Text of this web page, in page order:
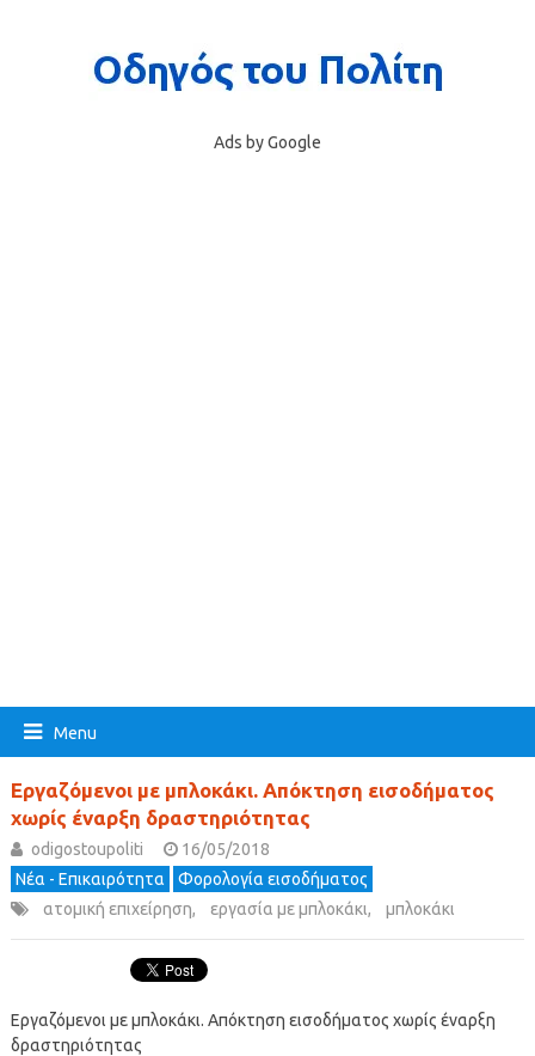
Ads by Google
Menu
Εργαζόμενοι με μπλοκάκι. Απόκτηση εισοδήματος
χωρίς έναρξη δραστηριότητας
odigostoupoliti
16/05/2018
Νέα - Επικαιρότητα
Φορολογία εισοδήματος
ατομική επιχείρηση, εργασία με μπλοκάκι, μπλοκάκι
Εργαζόμενοι με μπλοκάκι. Απόκτηση εισοδήματος χωρίς έναρξη
δραστηριότητας